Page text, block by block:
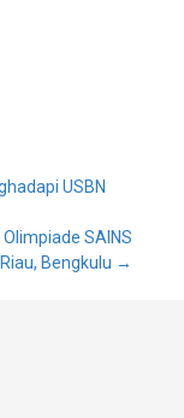
USBN
SAINS
Bengkulu →